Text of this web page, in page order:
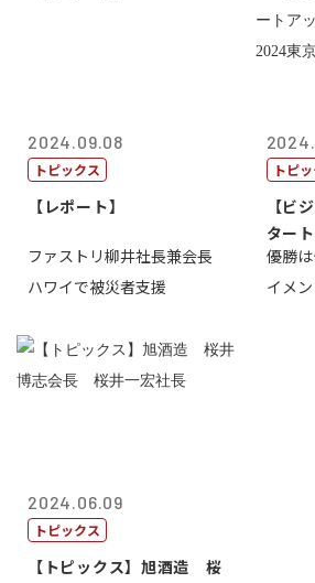
2024.09.08
トピックス
【レポート】
ファストリ柳井社長兼会長
ハワイで被災者支援
トピ
【ビ
ター
ップ
優勝
イメ
2024.06.09
トピックス
【トピックス】旭酒造 桜